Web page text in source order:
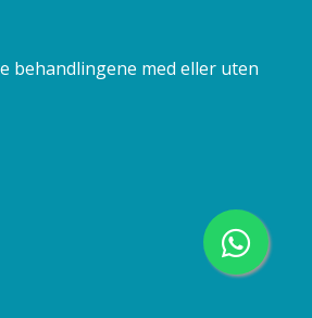
behandlingene med eller uten